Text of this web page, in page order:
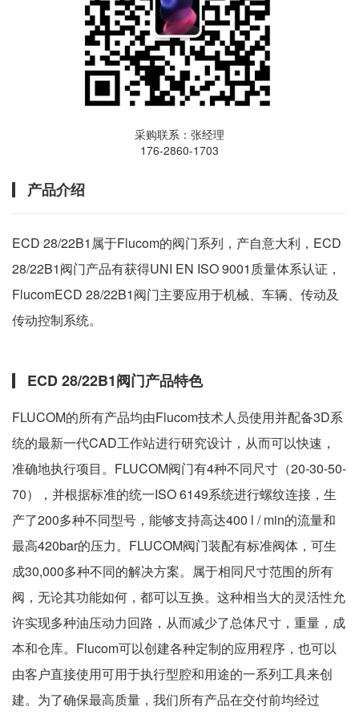
采购联系：张经理
176-2860-1703
产品介绍
ECD 28/22B1属于Flucom的阀门系列，产自意大利，ECD
28/22B1阀门产品有获得UNI EN ISO 9001质量体系认证，
FlucomECD 28/22B1阀门主要应用于机械、车辆、传动及
传动控制系统。
ECD 28/22B1阀门产品特色
FLUCOM的所有产品均由Flucom技术人员使用并配备3D系
统的最新一代CAD工作站进行研究设计，从而可以快速，
准确地执行项目。FLUCOM阀门有4种不同尺寸（20-30-50-
70），并根据标准的统一ISO 6149系统进行螺纹连接，生
产了200多种不同型号，能够支持高达400 l / min的流量和
最高420bar的压力。FLUCOM阀门装配有标准阀体，可生
成30,000多种不同的解决方案。属于相同尺寸范围的所有
阀，无论其功能如何，都可以互换。这种相当大的灵活性允
许实现多种油压动力回路，从而减少了总体尺寸，重量，成
本和仓库。Flucom可以创建各种定制的应用程序，也可以
由客户直接使用可用于执行型腔和用途的一系列工具来创
建。为了确保最高质量，我们所有产品在交付前均经过